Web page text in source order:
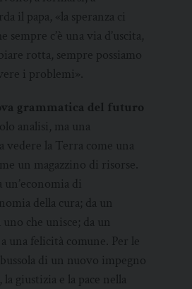
il papa, «la speranza ci
sempre c’è una via d’uscita,
rotta, sempre possiamo
i problemi».
grammatica del futuro
analisi, ma una
la Terra come una
un magazzino di risorse.
un’economia di
della cura; da un
che unisce; da un
una felicità comune. Per le
di un nuovo impegno
giustizia e la pace nella